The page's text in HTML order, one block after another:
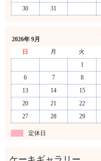
30
31
2026年 9月
日
月 火
1
6
7 8
13
14 15
20
21 22
27
28 29
定休日